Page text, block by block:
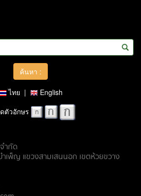
ไทย |
English
ตัวอักษร
ำกัด
เพ็ญ แขวงสามเสนนอก เขตห้วยขวาง